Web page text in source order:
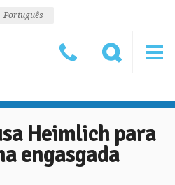
Português
Heimlich para
engasgada